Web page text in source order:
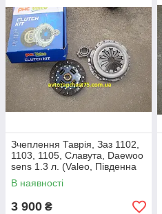
Зчеплення Таврія, Заз 1102,
1103, 1105, Славута, Daewoo
sens 1.3 л. (Valeo, Південна
Корея)
В наявності
3 900 ₴